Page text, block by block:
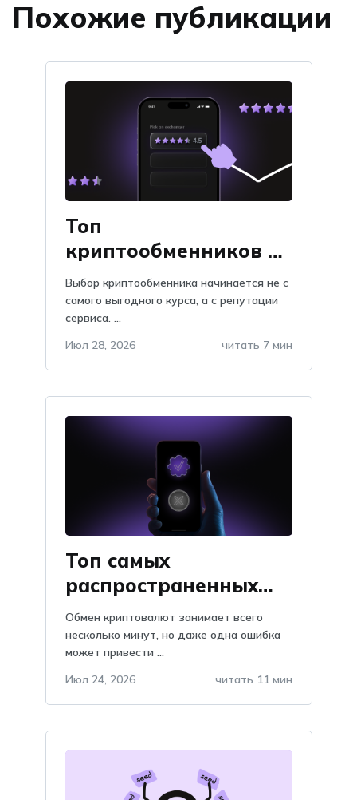
Похожие публикации
Топ
криптообменников по
отзывам на Obmify
Выбор криптообменника начинается не с
самого выгодного курса, а с репутации
сервиса. ...
Июл 28, 2026
читать 7 мин
Топ самых
распространенных
проблем при обмене
криптовалют: как их
избежать
Обмен криптовалют занимает всего
несколько минут, но даже одна ошибка
может привести ...
Июл 24, 2026
читать 11 мин